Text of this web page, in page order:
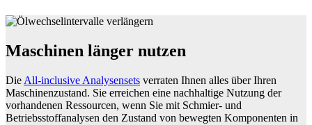
Maschinen länger nutzen
Die All-inclusive Analysensets verraten Ihnen alles über Ihren
Maschinenzustand. Sie erreichen eine nachhaltige Nutzung der
vorhandenen Ressourcen, wenn Sie mit Schmier- und
Betriebsstoffanalysen den Zustand von bewegten Komponenten in